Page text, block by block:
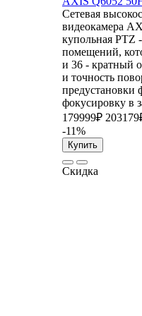
Сетевая
видеокамера
купольная PTZ
помещений,
и 36 - кратный
и точность
предустановки
фокусировку в
179999₽
-11%
Купить
Скидка